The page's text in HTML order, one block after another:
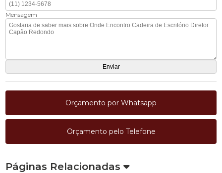
Mensagem
Orçamento por Whatsapp
Orçamento pelo Telefone
Páginas Relacionadas